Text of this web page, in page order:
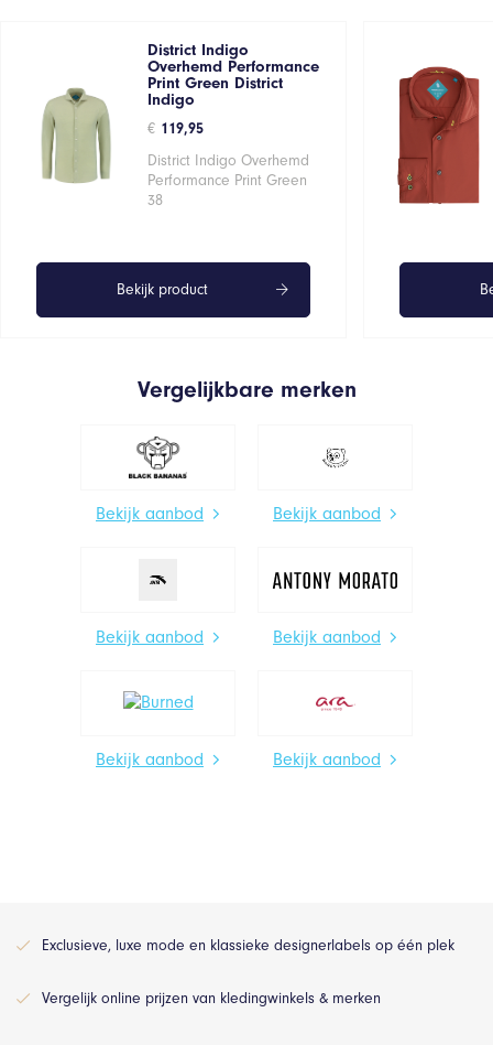
District Indigo
Overhemd Performance
Print Green District
Indigo
€ 119,95
District Indigo Overhemd
Performance Print Green
38
Bekijk product
Vergelijkbare merken
Bekijk aanbod Bekijk aanbod
Bekijk aanbod Bekijk aanbod
Bekijk aanbod Bekijk aanbod
Exclusieve, luxe mode en klassieke designerlabels op één plek
Vergelijk online prijzen van kledingwinkels & merken